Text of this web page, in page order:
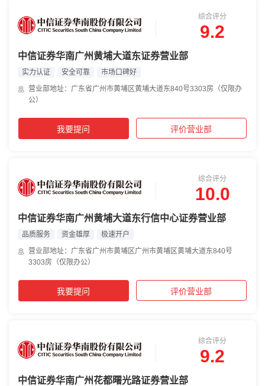
综合评分
9.2
中信证券华南广州黄埔大道东证券营业部
实力认证 安全可靠
市场口碑好
营业部地址：广东省广州市黄埔区黄埔大道东840号3303房（仅限办
公）
我要提问 评价营业部
综合评分
10.0
中信证券华南广州黄埔大道东行信中心证券营业部
品质服务 资金雄厚
极速开户
营业部地址：广东省广州市黄埔区广州市黄埔区黄埔大道东840号
3303房（仅限办公）
我要提问 评价营业部
综合评分
9.2
中信证券华南广州花都曙光路证券营业部